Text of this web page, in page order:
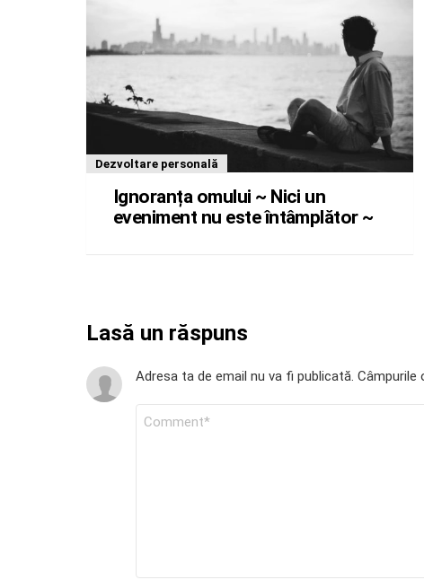
Dezvoltare personală
Ignoranța omului ~ Nici un
eveniment nu este întâmplător ~
Lasă un răspuns
Adresa ta de email nu va fi publicată. Câmpurile